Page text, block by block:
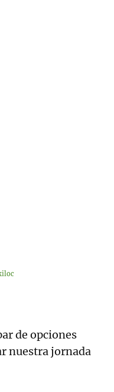
de opciones
nuestra jornada